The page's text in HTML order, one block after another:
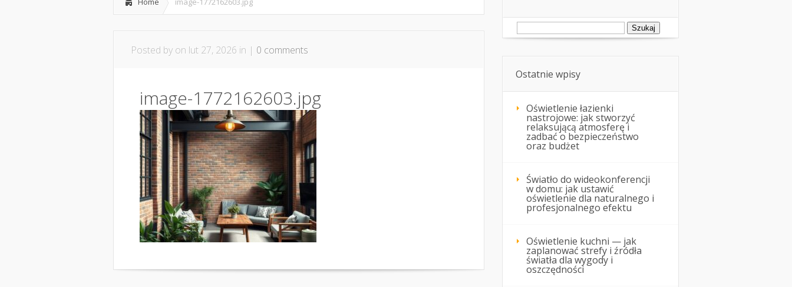
Posted by on lut 27, 2026 in | 0 comments
image-1772162603.jpg
Szukaj:
Ostatnie wpisy
Oświetlenie łazienki
nastrojowe: jak stworzyć
relaksującą atmosferę i
zadbać o bezpieczeństwo
oraz budżet
Światło do wideokonferencji
w domu: jak ustawić
oświetlenie dla naturalnego i
profesjonalnego efektu
Oświetlenie kuchni — jak
zaplanować strefy i źródła
światła dla wygody i
oszczędności